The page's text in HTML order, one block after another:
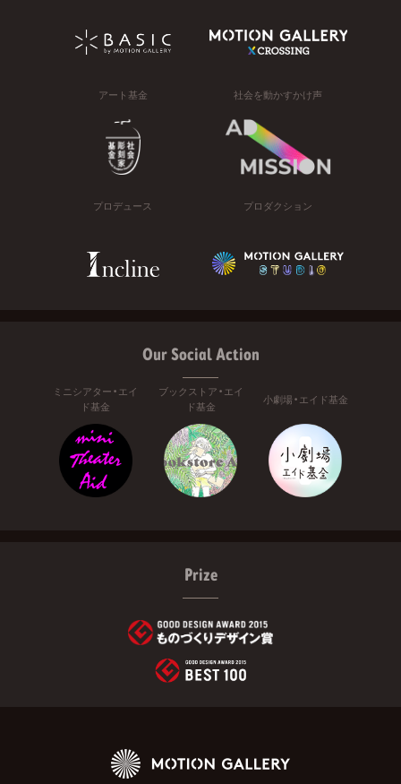
アート基金 社会を動かすかけ声
プロデュース プロダクション
Our Social Action
ミニシアター・エイ
ド基金
ブックストア・エイ
ド基金
小劇場・エイド基金
Prize